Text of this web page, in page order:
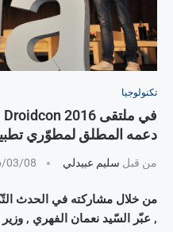
تكنولوجيا
دعمه المطلق لمطوّري
من قبل سليم عبيدلي 03/08
, عبّر السّيد نعمان الفهري , وزير